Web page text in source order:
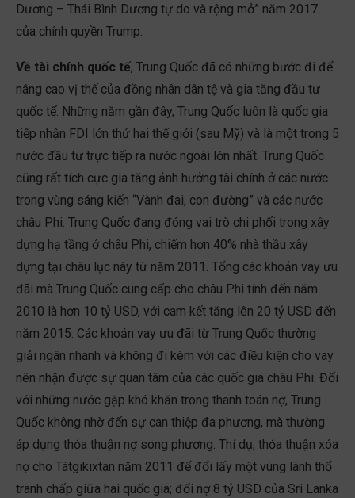
Dương – Thái Bình Dương tự do và rộng mở” năm 2017
của chính quyền Trump.
Về tài chính quốc tế, Trung Quốc đã có những bước đi để
nâng cao vị thế của đồng nhân dân tệ và gia tăng đầu tư
quốc tế. Những năm gần đây, Trung Quốc luôn là quốc gia
tiếp nhận FDI lớn thứ hai thế giới (sau Mỹ) và là một trong 5
nước đầu tư trực tiếp ra nước ngoài lớn nhất. Trung Quốc
cũng rất tích cực gia tăng ảnh hưởng tài chính ở các nước
trong vùng sáng kiến “Vành đai, con đường” và các nước
châu Phi. Trung Quốc đang đóng vai trò chi phối trong xây
dựng hạ tầng ở châu Phi, chiếm hơn 40% nhà thầu xây
dựng tại châu lục này từ năm 2011. Tổng các khoản vay ưu
đãi mà Trung Quốc cung cấp cho châu Phi tính đến năm
2010 là hơn 10 tỷ USD, với cam kết tăng lên 20 tỷ USD đến
năm 2015. Các khoản vay ưu đãi từ Trung Quốc thường
giải ngân nhanh và không đi kèm với các điều kiện cho vay
nên nhận được sự quan tâm của các quốc gia châu Phi. Đối
với những nước gặp khó khăn trong thanh toán nợ, Trung
Quốc không nhờ đến sự can thiệp đa phương, mà thường
áp dụng thỏa thuận nợ song phương. Thí dụ, thỏa thuận xóa
nợ cho Tátgikixtan năm 2011 để đổi lấy một vùng lãnh thổ
tranh chấp giữa hai quốc gia; đổi nợ 8 tỷ USD của Sri Lanka